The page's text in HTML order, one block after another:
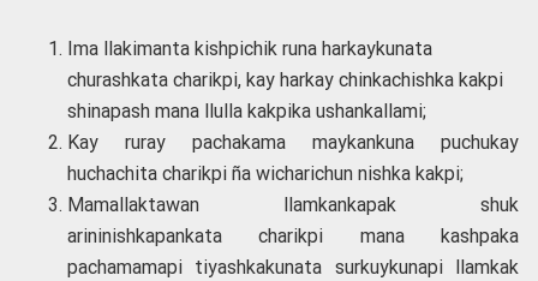
Ima llakimanta kishpichik runa harkaykunata
churashkata charikpi, kay harkay chinkachishka kakpi
shinapash mana llulla kakpika ushankallami;
Kay ruray pachakama maykankuna puchukay
huchachita charikpi ña wicharichun nishka kakpi;
Mamallaktawan llamkankapak shuk
arininishkapankata charikpi mana kashpaka
pachamamapi tiyashkakunata surkuykunapi llamkak